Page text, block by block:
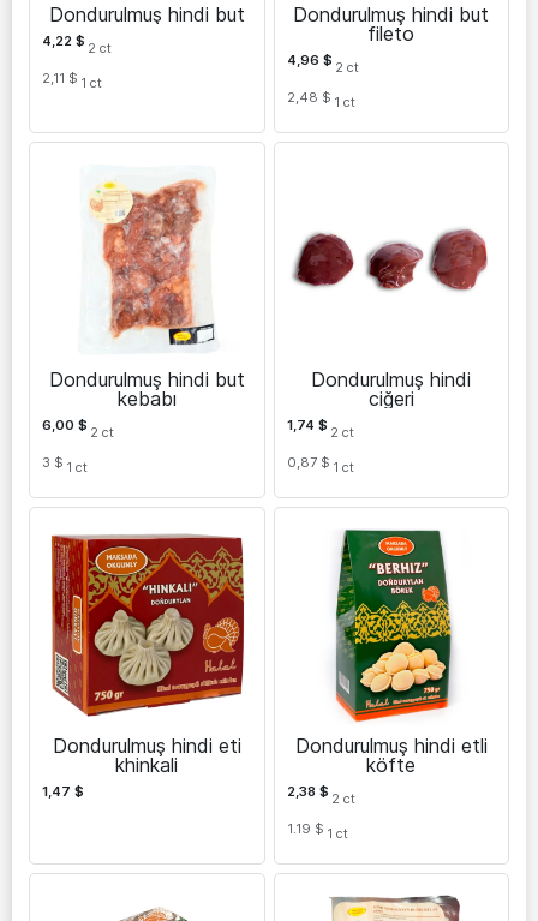
Dondurulmuş hindi but
4,22 $ 2 ct
2,11 $ 1 ct
Dondurulmuş hindi but
fileto
4,96 $ 2 ct
2,48 $ 1 ct
Dondurulmuş hindi but
kebabı
6,00 $ 2 ct
3 $ 1 ct
Dondurulmuş hindi
ciğeri
1,74 $ 2 ct
0,87 $ 1 ct
Dondurulmuş hindi eti
khinkali
1,47 $
Dondurulmuş hindi etli
köfte
2,38 $ 2 ct
1.19 $ 1 ct